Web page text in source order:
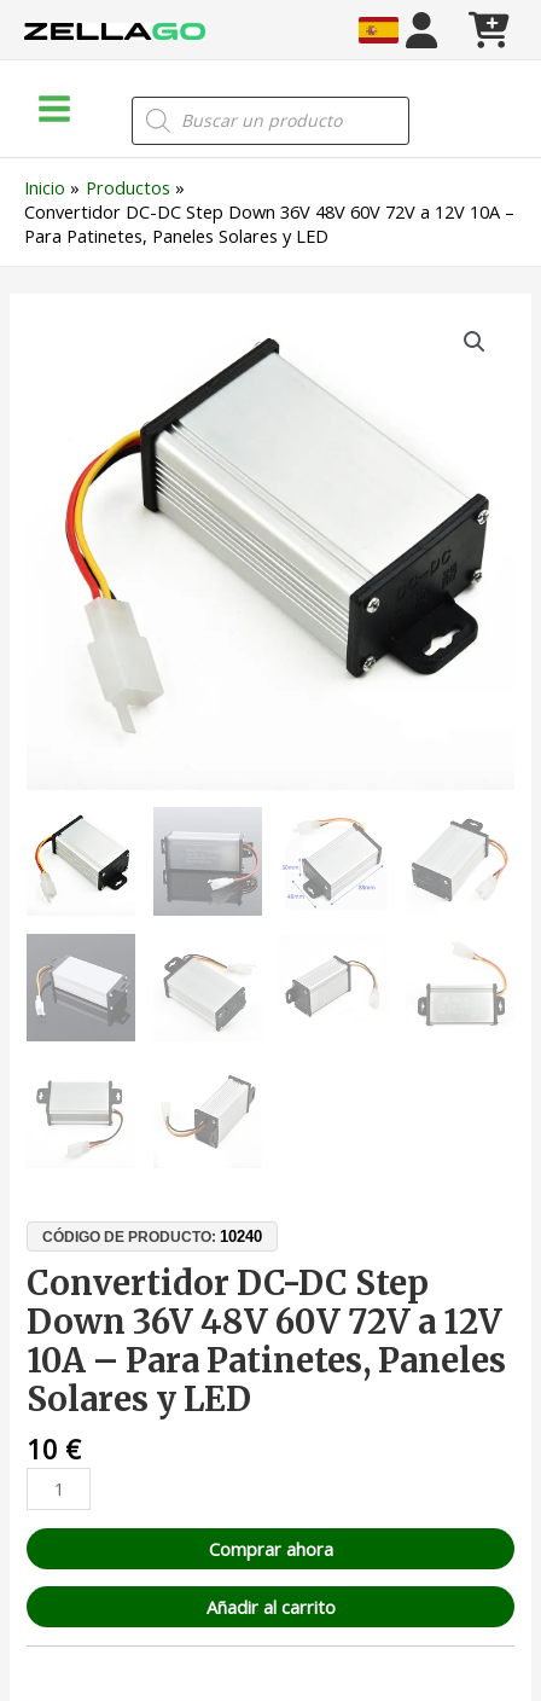
Menu
Búsqueda
de
productos
Inicio
Productos
Convertidor DC-DC Step Down 36V 48V 60V 72V a 12V 10A –
Para Patinetes, Paneles Solares y LED
CÓDIGO DE PRODUCTO:10240
Convertidor DC-DC Step
Down 36V 48V 60V 72V a 12V
10A – Para Patinetes, Paneles
Solares y LED
10 €
Patinetes,
cantidad
Comprar ahora
Añadir al carrito